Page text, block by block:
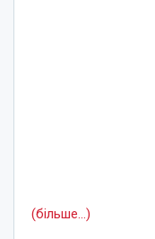
(більше…)